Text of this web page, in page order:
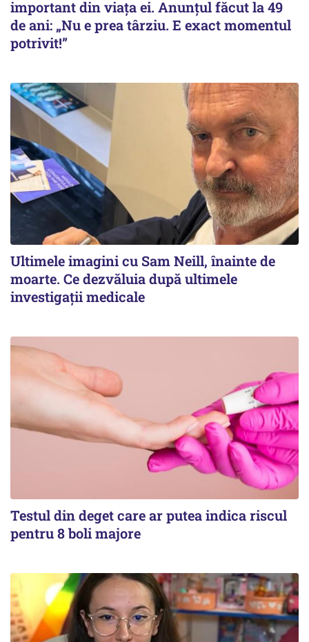
important din viața ei. Anunțul făcut la 49
de ani: „Nu e prea târziu. E exact momentul
potrivit!”
Ultimele imagini cu Sam Neill, înainte de
moarte. Ce dezvăluia după ultimele
investigații medicale
Testul din deget care ar putea indica riscul
pentru 8 boli majore